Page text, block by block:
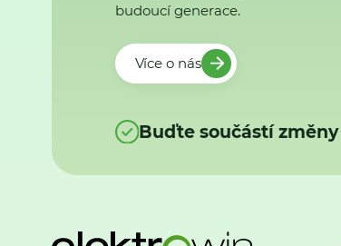
budoucí generace.
Více o nás
Buďte součástí změny